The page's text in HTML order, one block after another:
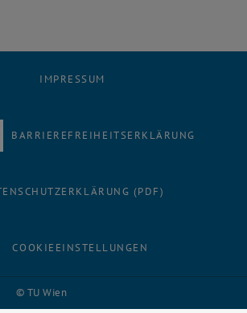
© TU Wien
IMPRESSUM
BARRIEREFREIHEITSERKLÄRUNG
(PDF)
COOKIEEINSTELLUNGEN